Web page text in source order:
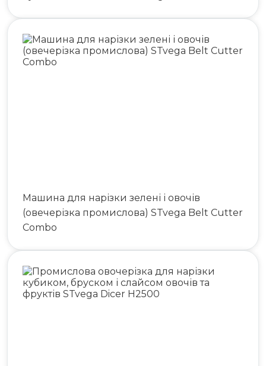
Машина для нарізки зелені і овочів
(овечерізка промислова) STvega Belt Cutter
Combo